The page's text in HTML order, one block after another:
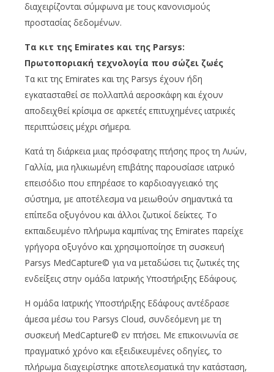
διαχειρίζονται σύμφωνα με τους κανονισμούς
προστασίας δεδομένων.
Τα κιτ της Emirates και της Parsys:
Πρωτοποριακή τεχνολογία που σώζει ζωές
Τα κιτ της Emirates και της Parsys έχουν ήδη
εγκατασταθεί σε πολλαπλά αεροσκάφη και έχουν
αποδειχθεί κρίσιμα σε αρκετές επιτυχημένες ιατρικές
περιπτώσεις μέχρι σήμερα.
Κατά τη διάρκεια μιας πρόσφατης πτήσης προς τη Λυών,
Γαλλία, μια ηλικιωμένη επιβάτης παρουσίασε ιατρικό
επεισόδιο που επηρέασε το καρδιοαγγειακό της
σύστημα, με αποτέλεσμα να μειωθούν σημαντικά τα
επίπεδα οξυγόνου και άλλοι ζωτικοί δείκτες. Το
εκπαιδευμένο πλήρωμα καμπίνας της Emirates παρείχε
γρήγορα οξυγόνο και χρησιμοποίησε τη συσκευή
Parsys MedCapture© για να μεταδώσει τις ζωτικές της
ενδείξεις στην ομάδα Ιατρικής Υποστήριξης Εδάφους.
Η ομάδα Ιατρικής Υποστήριξης Εδάφους αντέδρασε
άμεσα μέσω του Parsys Cloud, συνδεόμενη με τη
συσκευή MedCapture© εν πτήσει. Με επικοινωνία σε
πραγματικό χρόνο και εξειδικευμένες οδηγίες, το
πλήρωμα διαχειρίστηκε αποτελεσματικά την κατάσταση,